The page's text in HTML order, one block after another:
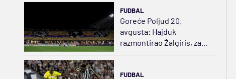
FUDBAL
Goreće Poljud 20.
avgusta: Hajduk
razmontirao Žalgiris, za
sedam dana gledaće u
FUDBAL